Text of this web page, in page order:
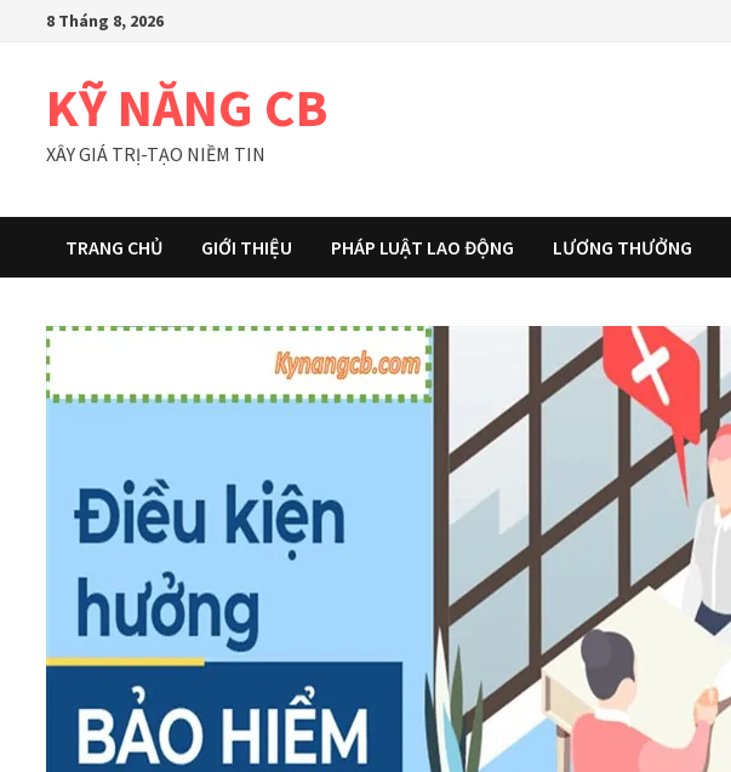
8 Tháng 8, 2026
KỸ NĂNG CB
XÂY GIÁ TRỊ-TẠO NIỀM TIN
TRANG CHỦ GIỚI THIỆU PHÁP LUẬT LAO ĐỘNG LƯƠNG THƯỞNG